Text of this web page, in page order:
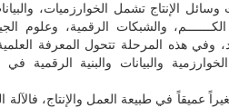
الإنتاج تشمل الخوارزميات،
والشبكات الرقمية، وعلوم
وفي هذه المرحلة تتحول المعرفة
والبيانات والبنية الرقمية
عميقاً في طبيعة العمل والإنتاج، فالآلة